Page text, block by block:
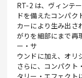
RT-2 は、ヴィンテ
ドを備えたコンパク
カーにより生み出さ
がりを細部にまで再
ー・サ
ウンドに加え、オリ
さらに、コンパクト